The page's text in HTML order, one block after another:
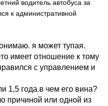
водитель автобуса за
к административной
я может тупая.
имеет отношение к тому
с управлением и
1,5 года.в чем его вина?
причиной или одной из